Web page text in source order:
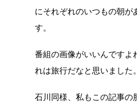
にそれぞれのいつもの朝が
す。
番組の画像がいいんですよ
れは旅行だなと思いました。
石川同様、私もこの記事の